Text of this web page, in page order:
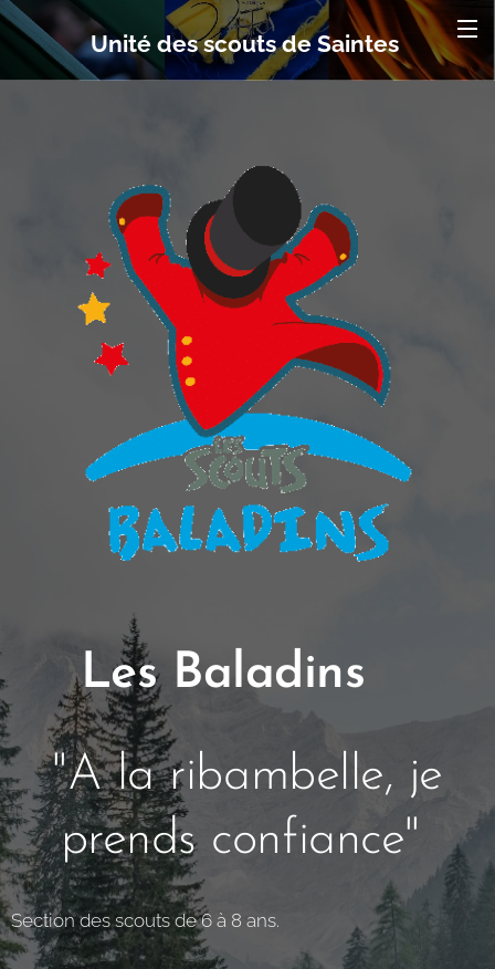
Unité des scouts de Saintes
Les Baladins
"A la ribambelle, je
prends confiance"
Section des scouts de 6 à 8 ans.